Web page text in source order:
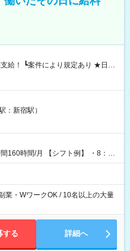
その日に現金GET♪ お仕事後はコ
ます！ 【試用期間】試
：新宿駅）
フト例】 ・8：00
業・WワークOK / 10名以上の大量
する 詳細へ